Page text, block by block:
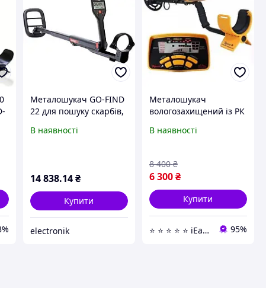
Металошукач GO-FIND
22 для пошуку скарбів,
3 рівні чутливості,
В наявності
14 838.14 ₴
Купити
electronik
Металошукач
вологозахищений із РК
настроювання
металодекектор
В наявності
6 300₴
8 400 ₴
Купити
⭐ ⭐ ⭐ ⭐ ⭐ iEasyShop 95%